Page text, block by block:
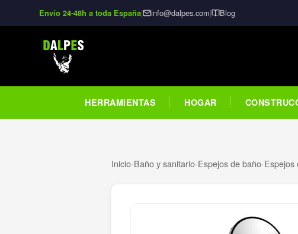
Envío 24-48h a toda España| info@dalpes.com| Blog
HERRAMIENTAS HOGAR
Inicio›Baño y sanitario›Espejos de baño›Espejos